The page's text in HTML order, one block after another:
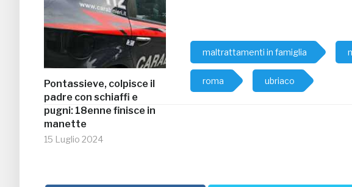
Pontassieve, colpisce il
padre con schiaffi e
pugni: 18enne finisce in
manette
15 Luglio 2024
maltrattamenti in famiglia
roma ubriaco